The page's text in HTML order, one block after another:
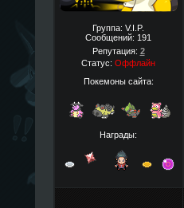
Группа: V.I.P.
Сообщений: 191
Репутация: 2
Статус: Оффлайн
Покемоны сайта:
Награды: